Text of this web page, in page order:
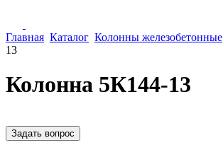
Главная Каталог Колонны железобетонные
13
Колонна 5К144-13
Задать вопрос